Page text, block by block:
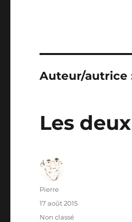
Auteur/autrice
Les
Auteur
Pierre
Publié
17 août 2015
Catégories
Non classé